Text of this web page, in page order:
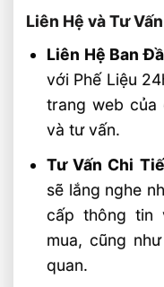
Liên Hệ và Tư Vấn
Liên Hệ Ban
với Phế Liệu
trang web của
và tư vấn.
Tư Vấn Chi
sẽ lắng nghe
cấp thông tin
mua, cũng
quan.